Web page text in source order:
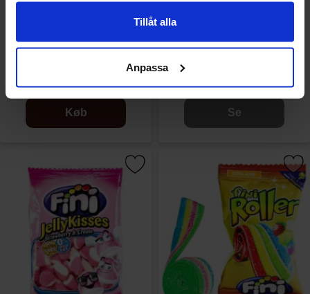
Tillåt alla
Anpassa
Lollipop 100st
449.90 kr
Køb
22.90 kr
Se